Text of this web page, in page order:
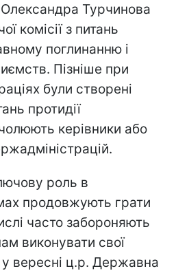
Турчинова
комісії з питань
поглинанню і
Пізніше при
були створені
протидії
керівники або
роль в
продовжують грати
часто забороняють
виконувати свої
у вересні ц.р. Державна